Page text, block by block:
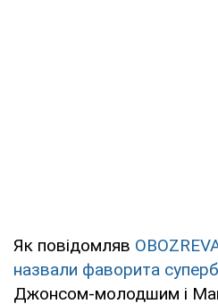
Як повідомляв
назвали фаворита
Джонсом-молодшим і